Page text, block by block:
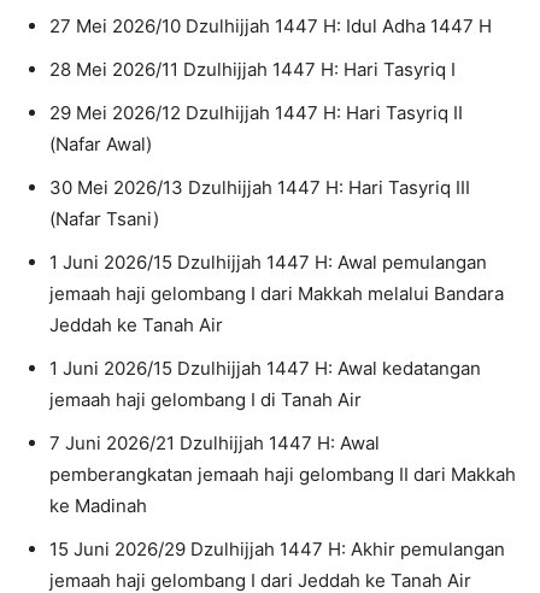
27 Mei 2026/10 Dzulhijjah 1447 H: Idul Adha 1447 H
28 Mei 2026/11 Dzulhijjah 1447 H: Hari Tasyriq I
29 Mei 2026/12 Dzulhijjah 1447 H: Hari Tasyriq II
(Nafar Awal)
30 Mei 2026/13 Dzulhijjah 1447 H: Hari Tasyriq III
(Nafar Tsani)
1 Juni 2026/15 Dzulhijjah 1447 H: Awal pemulangan
jemaah haji gelombang I dari Makkah melalui Bandara
Jeddah ke Tanah Air
1 Juni 2026/15 Dzulhijjah 1447 H: Awal kedatangan
jemaah haji gelombang I di Tanah Air
7 Juni 2026/21 Dzulhijjah 1447 H: Awal
pemberangkatan jemaah haji gelombang II dari Makkah
ke Madinah
15 Juni 2026/29 Dzulhijjah 1447 H: Akhir pemulangan
jemaah haji gelombang I dari Jeddah ke Tanah Air